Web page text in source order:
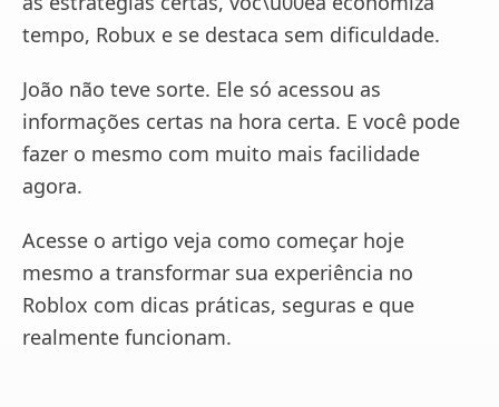
tempo, Robux e se destaca sem dificuldade.
João não teve sorte. Ele só acessou as
informações certas na hora certa. E você pode
fazer o mesmo com muito mais facilidade
agora.
Acesse o artigo veja como começar hoje
mesmo a transformar sua experiência no
Roblox com dicas práticas, seguras e que
realmente funcionam.